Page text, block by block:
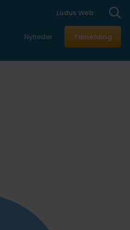
Ludus Web
Nyheder Tilmelding